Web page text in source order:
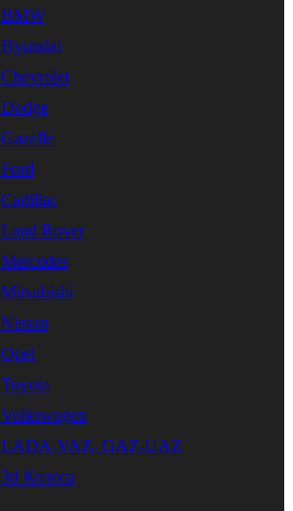
BMW
Hyundai
Chevrolet
Dodge
Gazelle
Ford
Cadillac
Land Rover
Mercedes
Mitsubishi
Nissan
Opel
Toyota
Volkswagen
LADA-VAZ- GAZ-UAZ
3d Колеса